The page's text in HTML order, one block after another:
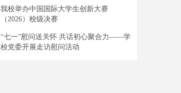
我校举办中国国际大学生创新大赛
（2026）校级决赛
“七一”慰问送关怀 共话初心聚合力——学
校党委开展走访慰问活动